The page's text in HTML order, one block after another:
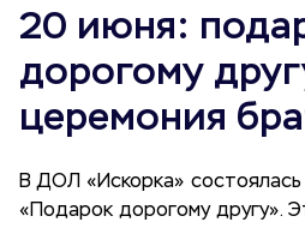
20 июня:
дорогому
церемония
В ДОЛ «Искорка» состоялась
«Подарок дорогому другу».